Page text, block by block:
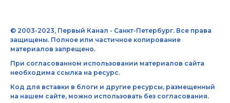
© 2003-2023, Первый Канал - Санкт-Петербург. Все права
защищены. Полное или частичное копирование
материалов запрещено.
При согласованном использовании материалов сайта
необходима ссылка на ресурс.
Код для вставки в блоги и другие ресурсы, размещенный
на нашем сайте, можно использовать без согласования.